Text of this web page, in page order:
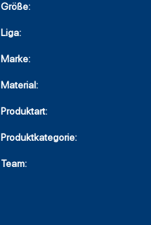
Größe:
Liga:
Marke:
Material:
Produktart:
Produktkategorie:
Team: